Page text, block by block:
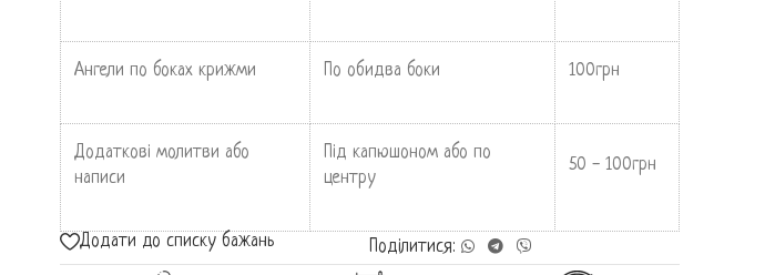
Ангели по боках крижми По обидва боки 100грн
Додаткові молитви або
написи
Під капюшоном або по
центру
50 - 100грн
Додати до списку бажань Поділитися: